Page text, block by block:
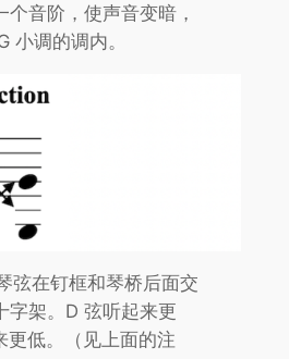
个音阶，使声音变暗，
小调的调内。
弦在钉框和琴桥后面交
字架。D 弦听起来更
更低。（见上面的注